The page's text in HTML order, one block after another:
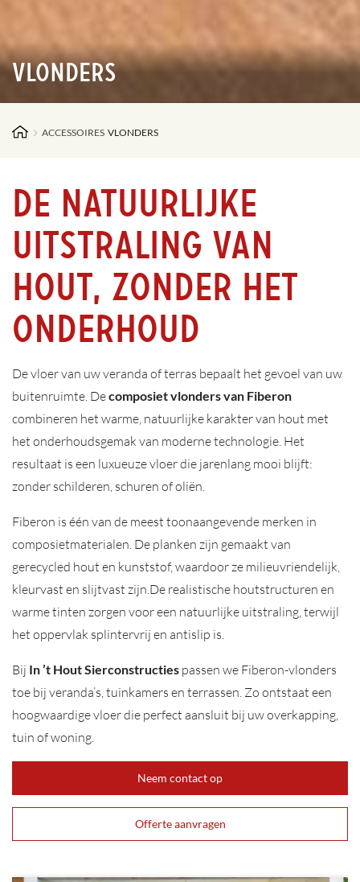
Vlonders
ACCESSOIRES VLONDERS
De natuurlijke
uitstraling van
hout, zonder het
onderhoud
De vloer van uw veranda of terras bepaalt het gevoel van uw
buitenruimte. Decomposiet vlonders van Fiberon
combineren het warme, natuurlijke karakter van hout met
het onderhoudsgemak van moderne technologie. Het
resultaat is een luxueuze vloer die jarenlang mooi blijft:
zonder schilderen, schuren of oliën.
Fiberon is één van de meest toonaangevende merken in
composietmaterialen. De planken zijn gemaakt van
gerecycled hout en kunststof, waardoor ze milieuvriendelijk,
kleurvast en slijtvast zijn.De realistische houtstructuren en
warme tinten zorgen voor een natuurlijke uitstraling, terwijl
het oppervlak splintervrij en antislip is.
Bij In ’t Hout Sierconstructies passen we Fiberon-vlonders
toe bij veranda’s, tuinkamers en terrassen. Zo ontstaat een
hoogwaardige vloer die perfect aansluit bij uw overkapping,
tuin of woning.
Neem contact op
Offerte aanvragen